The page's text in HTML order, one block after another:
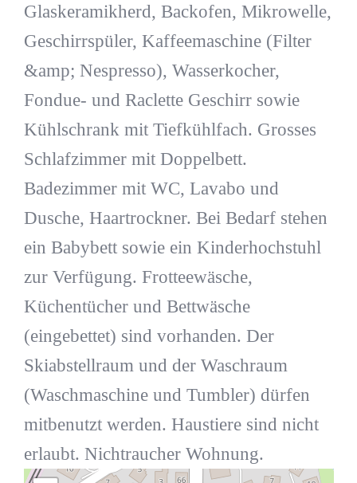
Glaskeramikherd, Backofen, Mikrowelle,
Geschirrspüler, Kaffeemaschine (Filter
&amp; Nespresso), Wasserkocher,
Fondue- und Raclette Geschirr sowie
Kühlschrank mit Tiefkühlfach. Grosses
Schlafzimmer mit Doppelbett.
Badezimmer mit WC, Lavabo und
Dusche, Haartrockner. Bei Bedarf stehen
ein Babybett sowie ein Kinderhochstuhl
zur Verfügung. Frotteewäsche,
Küchentücher und Bettwäsche
(eingebettet) sind vorhanden. Der
Skiabstellraum und der Waschraum
(Waschmaschine und Tumbler) dürfen
mitbenutzt werden. Haustiere sind nicht
erlaubt. Nichtraucher Wohnung.